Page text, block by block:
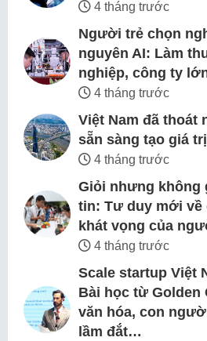
4 tháng trước
Người trẻ chọn
nguyên AI: Làm
nghiệp, công ty
4 tháng trước
Việt Nam đã thoát
sẵn sàng tạo giá
4 tháng trước
Giỏi nhưng không
tin: Tư duy mới về
khát vọng của
4 tháng trước
Scale startup Việt
Bài học từ Golden
văn hóa, con
lầm đắt…